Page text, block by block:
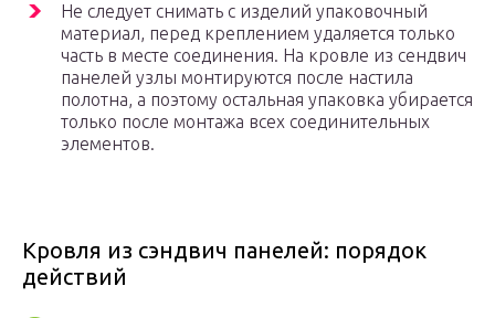
Не следует снимать с изделий упаковочный
материал, перед креплением удаляется только
часть в месте соединения. На кровле из сендвич
панелей узлы монтируются после настила
полотна, а поэтому остальная упаковка убирается
только после монтажа всех соединительных
элементов.
Кровля из сэндвич панелей: порядок
действий